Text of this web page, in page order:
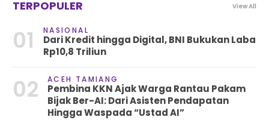
TERPOPULER View All
01 NASIONAL
Dari Kredit hingga Digital, BNI Bukukan Laba
Rp10,8 Triliun
02 ACEH TAMIANG
Pembina KKN Ajak Warga Rantau Pakam
Bijak Ber-AI: Dari Asisten Pendapatan
Hingga Waspada “Ustad AI”